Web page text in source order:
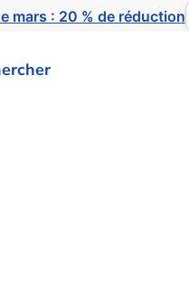
mars : 20 % de réduction